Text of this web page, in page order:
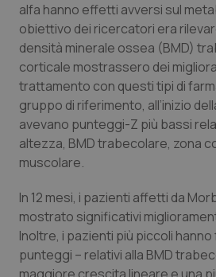
Lazio
Liguria
Lombardia
Marche
Piemonte
Provincia Autonoma di
Diabete & glucometri
Disturbi dell’umore
Dolore
Donna & Salute
HIV
Infezioni & Febbre
alfa hanno effetti avversi sul
obiettivo dei ricercatori era
densità minerale ossea (BMD)
corticale mostrassero dei
trattamento con questi tipi di
gruppo di riferimento, all’inizio
avevano punteggi-Z più bassi
altezza, BMD trabecolare, zona
muscolare.
In 12 mesi, i pazienti affetti da
mostrato significativi
Inoltre, i pazienti più piccoli
punteggi – relativi alla BMD